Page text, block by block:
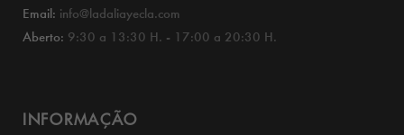
Email: info@ladaliayecla.com
Aberto: 9:30 a 13:30 H. - 17:00 a 20:30 H.
INFORMAÇÃO